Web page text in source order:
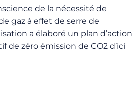
de la nécessité de
gaz à effet de serre de
a élaboré un plan d’action
de zéro émission de CO2 d’ici